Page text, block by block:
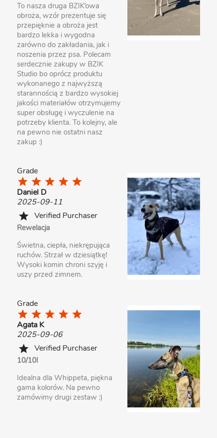
To nasza druga BZIK’owa
obroża, wzór prezentuje się
przepięknie a obroża jest
bardzo lekka i wygodna
zarówno do zakładania, jak i
noszenia przez psa. Polecam
serdecznie zakupy w BZIK
Studio bo oprócz produktu
wykonanego z najwyższą
starannością z bardzo wysokiej
jakości materiałów otrzymujemy
super obsługę i wyczulenie na
potrzeby klienta. To kolejny, ale
na pewno nie ostatni nasz
zakup :)
Grade
star star star star star
Daniel D
2025-09-11
star Verified Purchaser
Rewelacja
Świetna, ciepła, niekrępująca
ruchów. Strzał w dziesiątkę!
Wysoki komin chroni szyję i
uszy przed zimnem.
Grade
star star star star star
Agata K
2025-09-06
star Verified Purchaser
10/10!
Idealna dla Whippeta, piękna
gama kolorów. Na pewno
zamówimy drugi zestaw :)